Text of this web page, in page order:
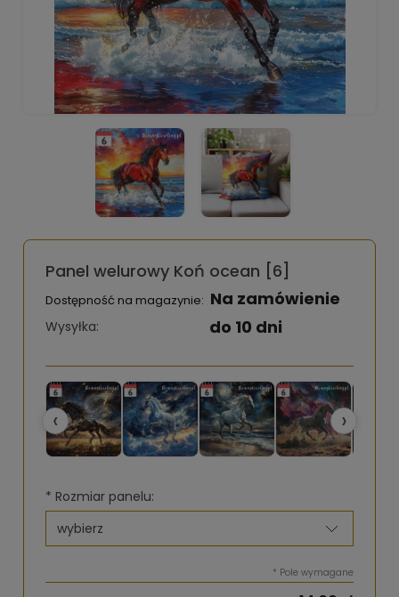
Panel welurowy Koń ocean [6]
Dostępność na magazynie: Na zamówienie
Wysyłka: do 10 dni
‹ ›
* Rozmiar panelu:
* Pole wymagane